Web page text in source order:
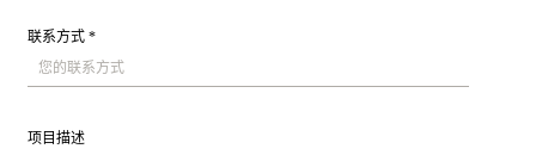
联系方式 *
项目描述